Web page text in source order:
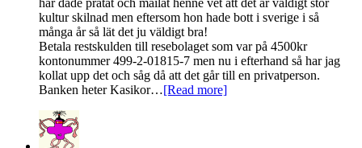
kultur skilnad men eftersom hon hade bott i sverige i så
många år så lät det ju väldigt bra!
Betala restskulden till resebolaget som var på 4500kr
kontonummer 499-2-01815-7 men nu i efterhand så har jag
kollat upp det och såg då att det går till en privatperson.
Banken heter Kasikor…[Read more]